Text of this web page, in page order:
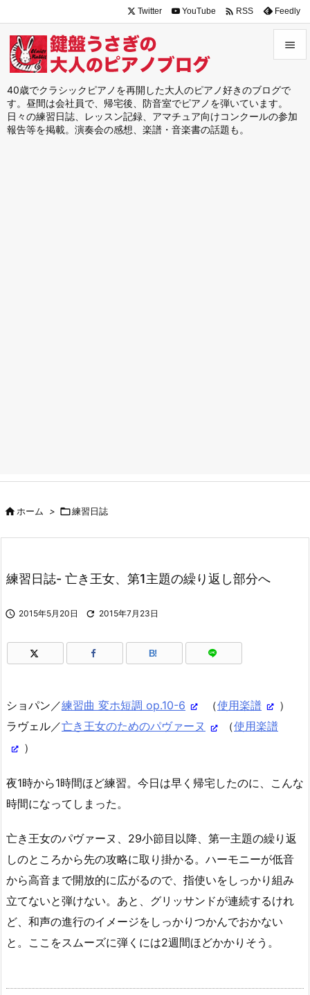
40歳でクラシックピアノを再開した大人のピアノ好きのブログで
す。昼間は会社員で、帰宅後、防音室でピアノを弾いています。
日々の練習日誌、レッスン記録、アマチュア向けコンクールの参加
報告等を掲載。演奏会の感想、楽譜・音楽書の話題も。

メニュ

サイド
Twitter YouTube  RSS Feedly
ホーム > 練習日誌
練習日誌- 亡き王女、第1主題の繰り返し部分へ
 2015年5月20日  2015年7月23日
B!
ショパン／練習曲 変ホ短調 op.10-6 （使用楽譜
）
ラヴェル／亡き王女のためのパヴァーヌ （使用楽譜
）
夜1時から1時間ほど練習。今日は早く帰宅したのに、こんな
時間になってしまった。
亡き王女のパヴァーヌ、29小節目以降、第一主題の繰り返
しのところから先の攻略に取り掛かる。ハーモニーが低音
から高音まで開放的に広がるので、指使いをしっかり組み
立てないと弾けない。あと、グリッサンドが連続するけれ
ど、和声の進行のイメージをしっかりつかんでおかない
と。ここをスムーズに弾くには2週間ほどかかりそう。